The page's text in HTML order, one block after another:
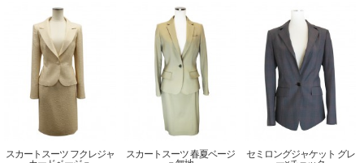
スカートスーツ フクレジャ
スカートスーツ 春夏ベージ
セミロングジャケット グレ